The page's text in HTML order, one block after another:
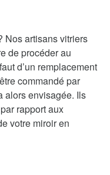
Nos artisans vitriers
de procéder au
d’un remplacement
commandé par
alors envisagée. Ils
rapport aux
votre miroir en